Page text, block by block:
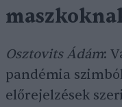
Osztovits Ádám:
pandémia
előrejelzések